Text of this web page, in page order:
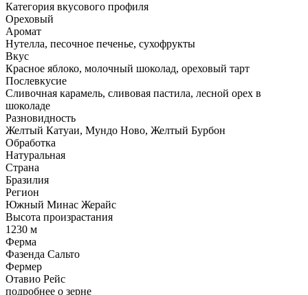
Категория вкусового профиля
Ореховый
Аромат
Нутелла, песочное печенье, сухофрукты
Вкус
Красное яблоко, молочный шоколад, ореховый тарт
Послевкусие
Сливочная карамель, сливовая пастила, лесной орех в
шоколаде
Разновидность
Желтый Катуаи, Мундо Ново, Желтый Бурбон
Обработка
Натуральная
Страна
Бразилия
Регион
Южный Минас Жерайс
Высота произрастания
1230 м
Ферма
Фазенда Сальто
Фермер
Отавио Рейс
подробнее о зерне